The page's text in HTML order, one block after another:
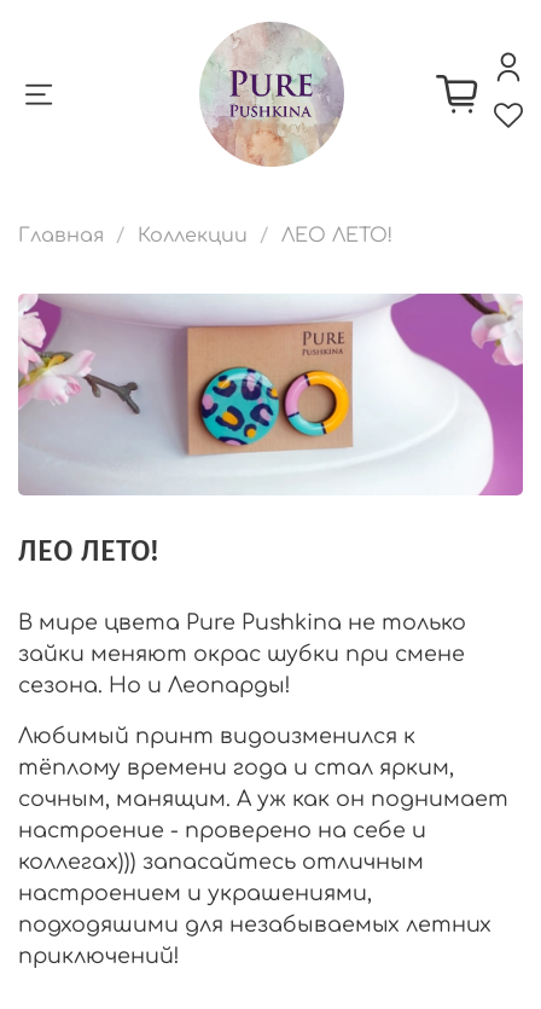
Главная Коллекции ЛЕО ЛЕТО!
ЛЕО ЛЕТО!
В мире цвета Pure Pushkina не только
зайки меняют окрас шубки при смене
сезона. Но и Леопарды!
Любимый принт видоизменился к
тёплому времени года и стал ярким,
сочным, манящим. А уж как он поднимает
настроение - проверено на себе и
коллегах))) запасайтесь отличным
настроением и украшениями,
подходяшими для незабываемых летних
приключений!